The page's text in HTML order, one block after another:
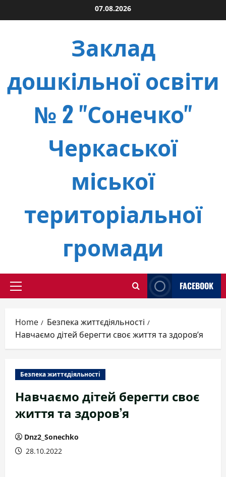
to
07.08.2026
Заклад
дошкільної освіти
№ 2 "Сонечко"
Черкаської
міської
територіальної
громади
Primary
FACEBOOK
Home
Безпека життєдіяльності
Навчаємо дітей берегти своє життя та здоров’я
Безпека життєдіяльності
Навчаємо дітей берегти своє
життя та здоров’я
Dnz2_Sonechko
28.10.2022